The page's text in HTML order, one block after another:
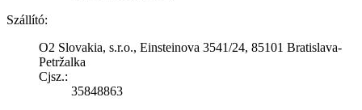
Szállító:
O2 Slovakia, s.r.o., Einsteinova 3541/24, 85101 Bratislava-
Petržalka
Cjsz.:
35848863